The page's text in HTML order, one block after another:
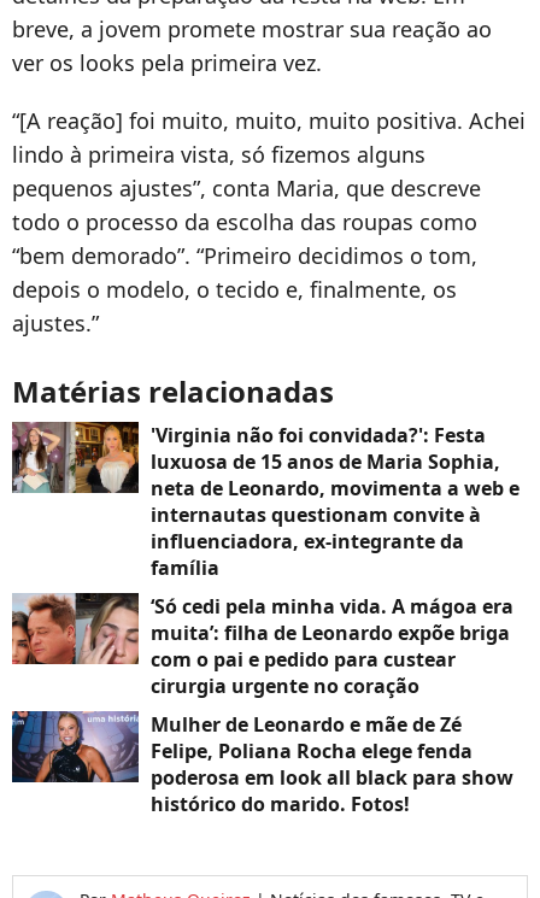
breve, a jovem promete mostrar sua reação ao
ver os looks pela primeira vez.
“[A reação] foi muito, muito, muito positiva. Achei
lindo à primeira vista, só fizemos alguns
pequenos ajustes”, conta Maria, que descreve
todo o processo da escolha das roupas como
“bem demorado”. “Primeiro decidimos o tom,
depois o modelo, o tecido e, finalmente, os
ajustes.”
Matérias relacionadas
'Virginia não foi convidada?': Festa
luxuosa de 15 anos de Maria Sophia,
neta de Leonardo, movimenta a web e
internautas questionam convite à
influenciadora, ex-integrante da
família
‘Só cedi pela minha vida. A mágoa era
muita’: filha de Leonardo expõe briga
com o pai e pedido para custear
cirurgia urgente no coração
Mulher de Leonardo e mãe de Zé
Felipe, Poliana Rocha elege fenda
poderosa em look all black para show
histórico do marido. Fotos!